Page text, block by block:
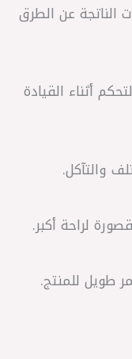
الناتجة عن الطرق
أثناء القيادة
والتآكل.
لراحة أكبر.
طويل للمنتج.